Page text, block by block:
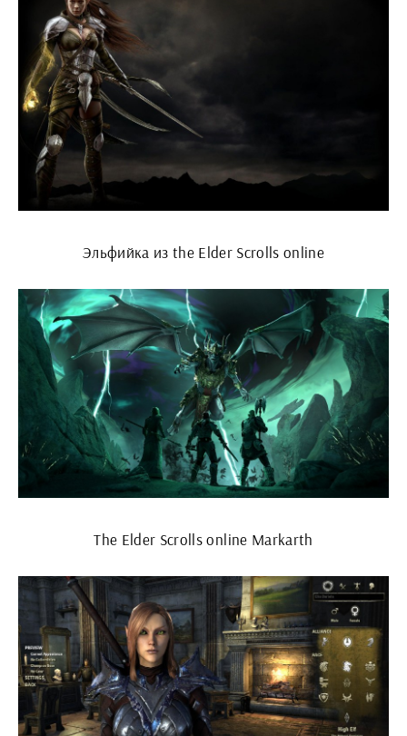
Эльфийка из the Elder Scrolls online
The Elder Scrolls online Markarth